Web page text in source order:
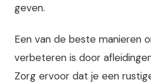
geven.
Een van de beste manieren
verbeteren is door
Zorg ervoor dat je een